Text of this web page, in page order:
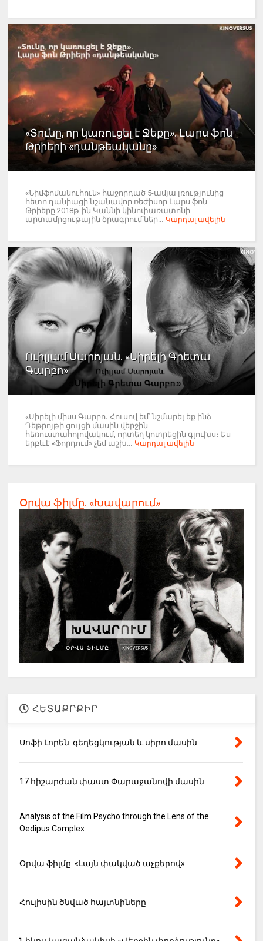
«Տունը, որ կառուցել է Ջեքը». Լարս ֆոն
Թրիերի «դանթեականը»
«Նիմֆոմանուհուն» հաջորդած 5-ամյա լռությունից
հետո դանիացի նշանավոր ռեժիսոր Լարս ֆոն
Թրիերը 2018թ-ին Կաննի կինոփառատոնի
արտամրցութային ծրագրում ներ... Կարդալ ավելին
Ուիլյամ Սարոյան. «Սիրելի Գրետա
Գարբո»
«Սիրելի միսս Գարբո․ Հուսով եմ՝ նշմարել եք ինձ
Դեթրոյթի ցույցի մասին վերջին
հեռուստահոլովակում, որտեղ կոտրեցին գլուխս։ Ես
երբևէ «Ֆորդում» չեմ աշխ... Կարդալ ավելին
Օրվա ֆիլմը. «Խավարում»
ՀԵՏԱՔՐՔԻՐ
Սոֆի Լորեն. գեղեցկության և սիրո մասին
17 հիշարժան փաստ Փարաջանովի մասին
Analysis of the Film Psycho through the Lens of the
Oedipus Complex
Օրվա ֆիլմը. «Լայն փակված աչքերով»
Հուլիսին ծնված հայտնիները